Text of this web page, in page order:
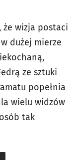
że wizja postaci
dużej mierze
ze sztuki
popełnia
wielu widzów
tak